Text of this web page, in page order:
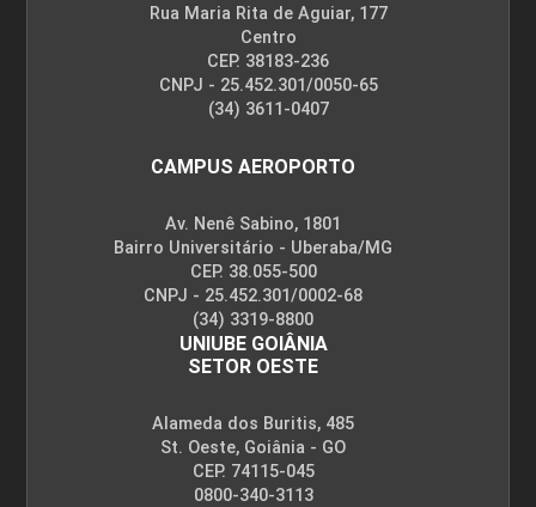
Rua Maria Rita de Aguiar, 177
Centro
CEP. 38183-236
CNPJ - 25.452.301/0050-65
(34) 3611-0407
CAMPUS AEROPORTO
Av. Nenê Sabino, 1801
Bairro Universitário - Uberaba/MG
CEP. 38.055-500
CNPJ - 25.452.301/0002-68
(34) 3319-8800
UNIUBE GOIÂNIA
SETOR OESTE
Alameda dos Buritis, 485
St. Oeste, Goiânia - GO
CEP. 74115-045
0800-340-3113